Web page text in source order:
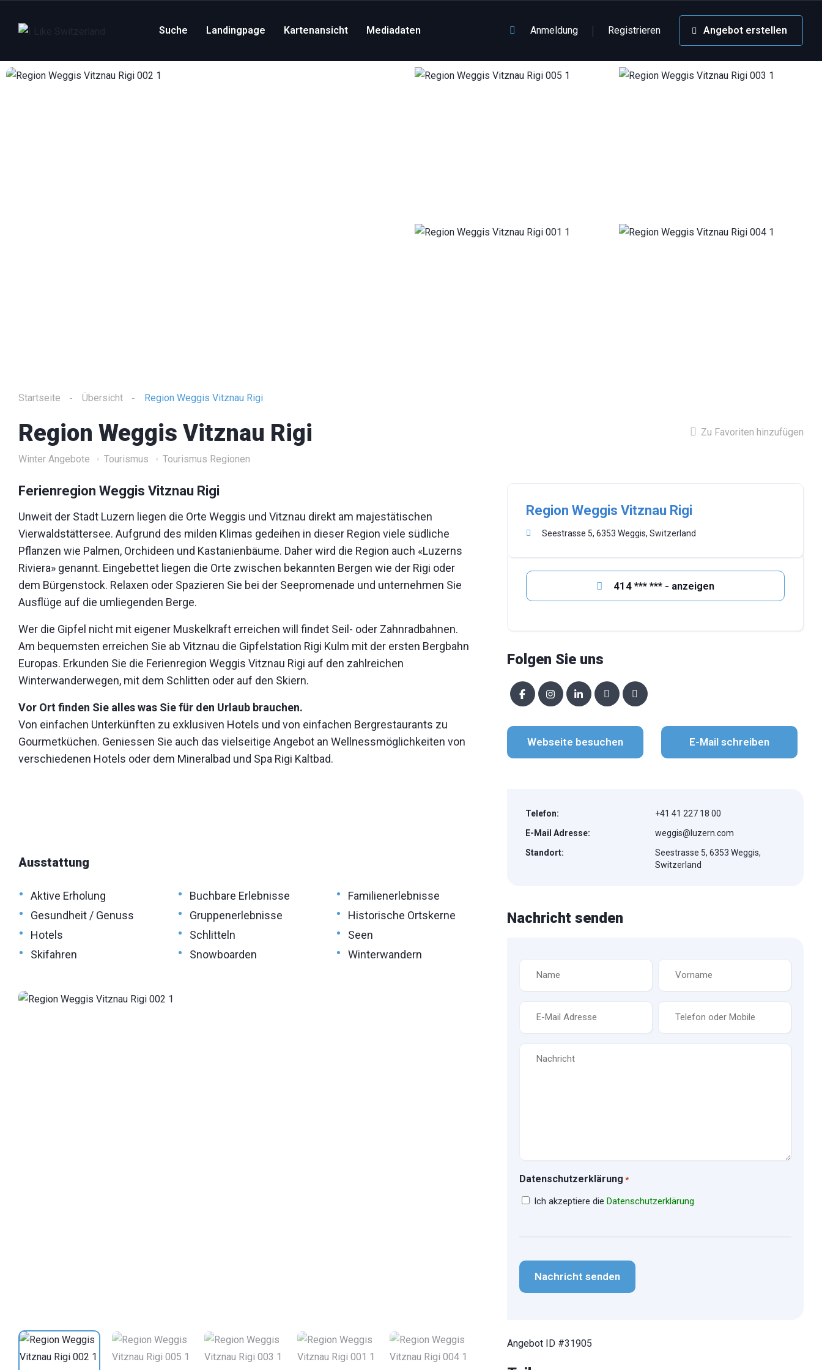
Suche Landingpage Kartenansicht Mediadaten Anmeldung Registrieren Angebot erstellen
Startseite Übersicht Region Weggis Vitznau Rigi
Region Weggis Vitznau Rigi
Winter Angebote Tourismus Tourismus Regionen
Zu Favoriten hinzufügen
Ferienregion Weggis Vitznau Rigi
Unweit der Stadt Luzern liegen die Orte Weggis und Vitznau direkt am majestätischen
Vierwaldstättersee. Aufgrund des milden Klimas gedeihen in dieser Region viele südliche
Pflanzen wie Palmen, Orchideen und Kastanienbäume. Daher wird die Region auch «Luzerns
Riviera» genannt. Eingebettet liegen die Orte zwischen bekannten Bergen wie der Rigi oder
dem Bürgenstock. Relaxen oder Spazieren Sie bei der Seepromenade und unternehmen Sie
Ausflüge auf die umliegenden Berge.
Wer die Gipfel nicht mit eigener Muskelkraft erreichen will findet Seil- oder Zahnradbahnen.
Am bequemsten erreichen Sie ab Vitznau die Gipfelstation Rigi Kulm mit der ersten Bergbahn
Europas. Erkunden Sie die Ferienregion Weggis Vitznau Rigi auf den zahlreichen
Winterwanderwegen, mit dem Schlitten oder auf den Skiern.
Vor Ort finden Sie alles was Sie für den Urlaub brauchen.
Von einfachen Unterkünften zu exklusiven Hotels und von einfachen Bergrestaurants zu
Gourmetküchen. Geniessen Sie auch das vielseitige Angebot an Wellnessmöglichkeiten von
verschiedenen Hotels oder dem Mineralbad und Spa Rigi Kaltbad.
Ausstattung
• Aktive Erholung • Buchbare Erlebnisse • Familienerlebnisse
• Gesundheit / Genuss • Gruppenerlebnisse • Historische Ortskerne
• Hotels • Schlitteln • Seen
• Skifahren • Snowboarden • Winterwandern
Region Weggis Vitznau Rigi
Seestrasse 5, 6353 Weggis, Switzerland
414 *** *** - anzeigen
Folgen Sie uns
Webseite besuchen E-Mail schreiben
Telefon:
+41 41 227 18 00
E-Mail Adresse:
weggis@luzern.com
Standort:
Seestrasse 5, 6353 Weggis,
Switzerland
Nachricht senden
*
Datenschutzerklärung *
Ich akzeptiere die Datenschutzerklärung
Angebot ID #31905